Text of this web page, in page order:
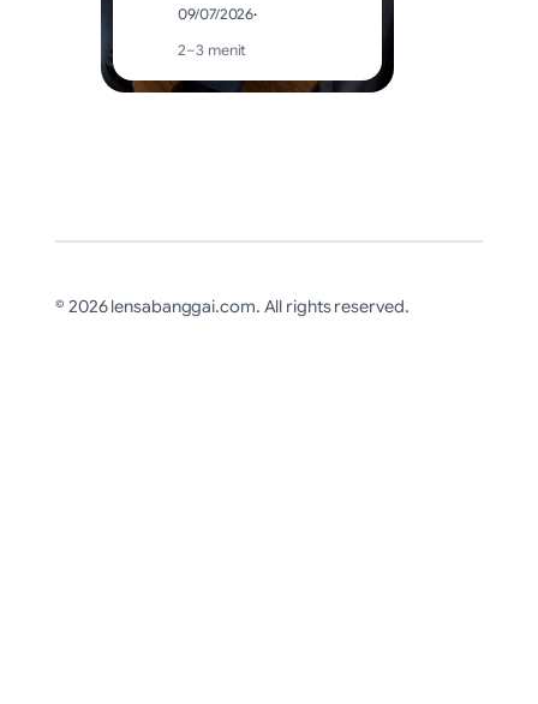
09/07/2026·
2–3 menit
© 2026 lensabanggai.com. All rights reserved.